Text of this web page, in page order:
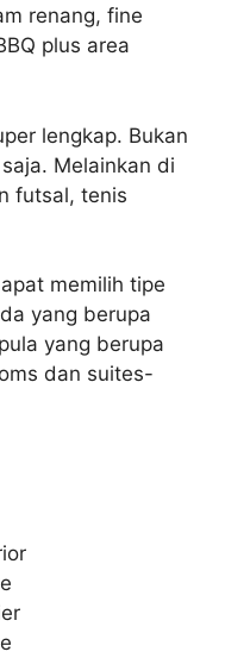
renang, fine
plus area
lengkap. Bukan
Melainkan di
futsal, tenis
memilih tipe
yang berupa
yang berupa
dan suites-